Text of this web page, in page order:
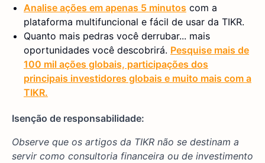
Analise ações em apenas 5 minutos com a
plataforma multifuncional e fácil de usar da TIKR.
Quanto mais pedras você derrubar... mais
oportunidades você descobrirá. Pesquise mais de
100 mil ações globais, participações dos
principais investidores globais e muito mais com a
TIKR.
Isenção de responsabilidade:
Observe que os artigos da TIKR não se destinam a
servir como consultoria financeira ou de investimento